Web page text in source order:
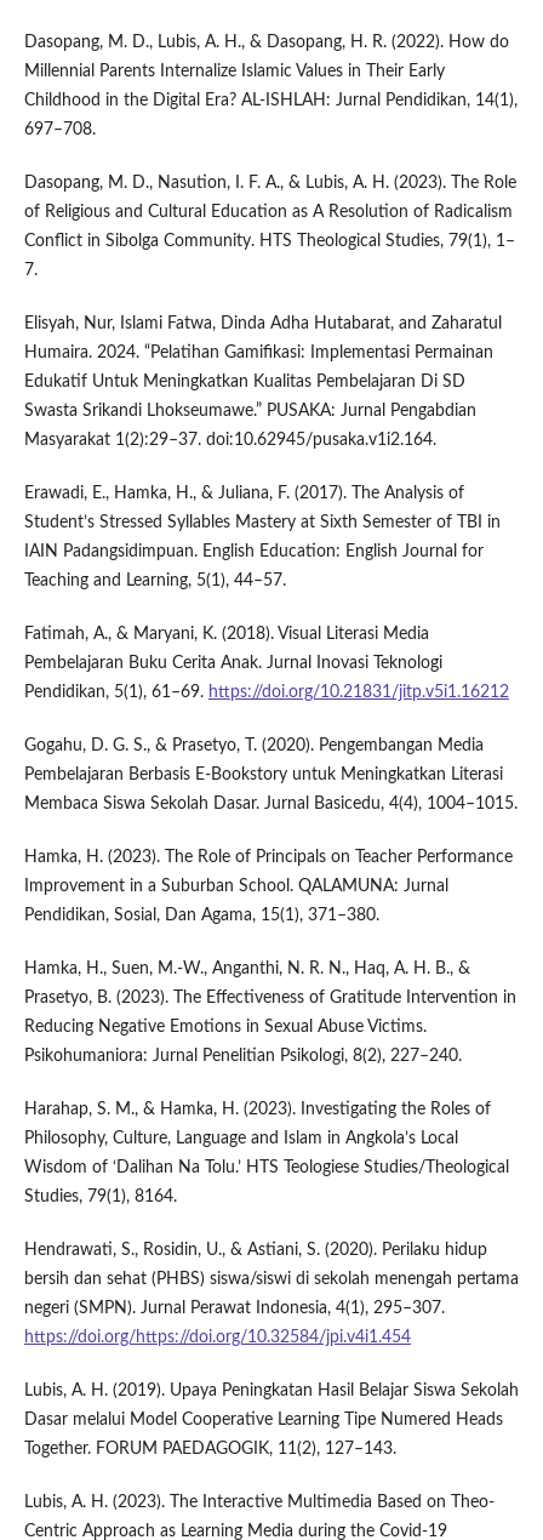
Dasopang, M. D., Lubis, A. H., & Dasopang, H. R. (2022). How do
Millennial Parents Internalize Islamic Values in Their Early
Childhood in the Digital Era? AL-ISHLAH: Jurnal Pendidikan, 14(1),
697–708.
Dasopang, M. D., Nasution, I. F. A., & Lubis, A. H. (2023). The Role
of Religious and Cultural Education as A Resolution of Radicalism
Conflict in Sibolga Community. HTS Theological Studies, 79(1), 1–
7.
Elisyah, Nur, Islami Fatwa, Dinda Adha Hutabarat, and Zaharatul
Humaira. 2024. “Pelatihan Gamifikasi: Implementasi Permainan
Edukatif Untuk Meningkatkan Kualitas Pembelajaran Di SD
Swasta Srikandi Lhokseumawe.” PUSAKA: Jurnal Pengabdian
Masyarakat 1(2):29–37. doi:10.62945/pusaka.v1i2.164.
Erawadi, E., Hamka, H., & Juliana, F. (2017). The Analysis of
Student’s Stressed Syllables Mastery at Sixth Semester of TBI in
IAIN Padangsidimpuan. English Education: English Journal for
Teaching and Learning, 5(1), 44–57.
Fatimah, A., & Maryani, K. (2018). Visual Literasi Media
Pembelajaran Buku Cerita Anak. Jurnal Inovasi Teknologi
Pendidikan, 5(1), 61–69. https://doi.org/10.21831/jitp.v5i1.16212
Gogahu, D. G. S., & Prasetyo, T. (2020). Pengembangan Media
Pembelajaran Berbasis E-Bookstory untuk Meningkatkan Literasi
Membaca Siswa Sekolah Dasar. Jurnal Basicedu, 4(4), 1004–1015.
Hamka, H. (2023). The Role of Principals on Teacher Performance
Improvement in a Suburban School. QALAMUNA: Jurnal
Pendidikan, Sosial, Dan Agama, 15(1), 371–380.
Hamka, H., Suen, M.-W., Anganthi, N. R. N., Haq, A. H. B., &
Prasetyo, B. (2023). The Effectiveness of Gratitude Intervention in
Reducing Negative Emotions in Sexual Abuse Victims.
Psikohumaniora: Jurnal Penelitian Psikologi, 8(2), 227–240.
Harahap, S. M., & Hamka, H. (2023). Investigating the Roles of
Philosophy, Culture, Language and Islam in Angkola’s Local
Wisdom of ‘Dalihan Na Tolu.’ HTS Teologiese Studies/Theological
Studies, 79(1), 8164.
Hendrawati, S., Rosidin, U., & Astiani, S. (2020). Perilaku hidup
bersih dan sehat (PHBS) siswa/siswi di sekolah menengah pertama
negeri (SMPN). Jurnal Perawat Indonesia, 4(1), 295–307.
https://doi.org/https://doi.org/10.32584/jpi.v4i1.454
Lubis, A. H. (2019). Upaya Peningkatan Hasil Belajar Siswa Sekolah
Dasar melalui Model Cooperative Learning Tipe Numered Heads
Together. FORUM PAEDAGOGIK, 11(2), 127–143.
Lubis, A. H. (2023). The Interactive Multimedia Based on Theo-
Centric Approach as Learning Media during the Covid-19